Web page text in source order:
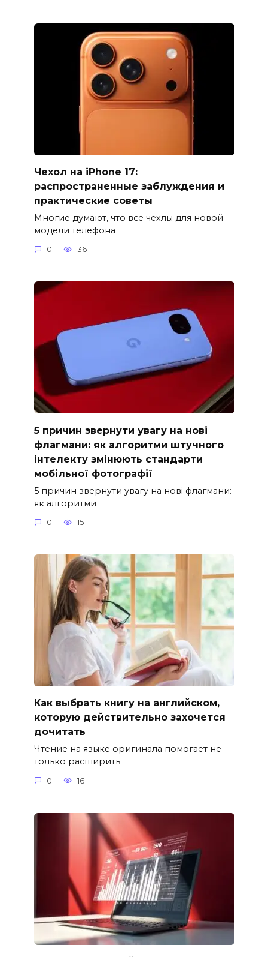
Чехол на iPhone 17:
распространенные заблуждения и
практические советы
Многие думают, что все чехлы для новой
модели телефона
0 36
5 причин звернути увагу на нові
флагмани: як алгоритми штучного
інтелекту змінюють стандарти
мобільної фотографії
5 причин звернути увагу на нові флагмани:
як алгоритми
0 15
Как выбрать книгу на английском,
которую действительно захочется
дочитать
Чтение на языке оригинала помогает не
только расширить
0 16